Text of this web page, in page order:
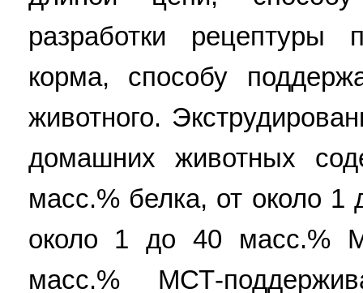
разработки рецептуры
корма, способу
животного.
домашних животных
масс.% белка, от около 1
около 1 до 40 масс.%
масс.% МСТ-